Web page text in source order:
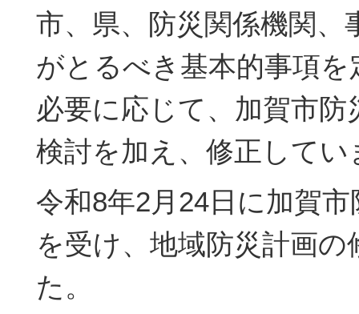
市、県、防災関係機関、
がとるべき基本的事項
必要に応じて、加賀市
検討を加え、修正してい
令和8年2月24日に加賀
を受け、地域防災計画
た。